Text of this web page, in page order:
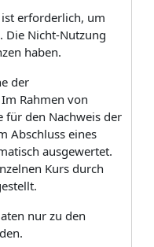
erforderlich, um
Die Nicht-Nutzung
haben.
der
Rahmen von
für den Nachweis der
Abschluss eines
ausgewertet.
Kurs durch
nur zu den